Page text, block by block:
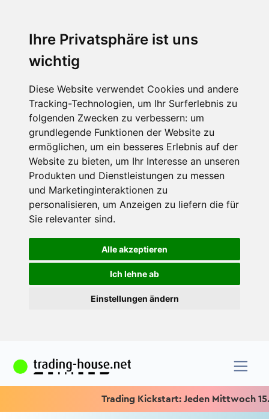
Ihre Privatsphäre ist uns
wichtig
Diese Website verwendet Cookies und andere
Tracking-Technologien, um Ihr Surferlebnis zu
folgenden Zwecken zu verbessern: um
grundlegende Funktionen der Website zu
ermöglichen, um ein besseres Erlebnis auf der
Website zu bieten, um Ihr Interesse an unseren
Produkten und Dienstleistungen zu messen
und Marketinginteraktionen zu
personalisieren, um Anzeigen zu liefern die für
Sie relevanter sind.
Alle akzeptieren
Ich lehne ab
Einstellungen ändern
Trading Kickstart: Jeden Mittwoch